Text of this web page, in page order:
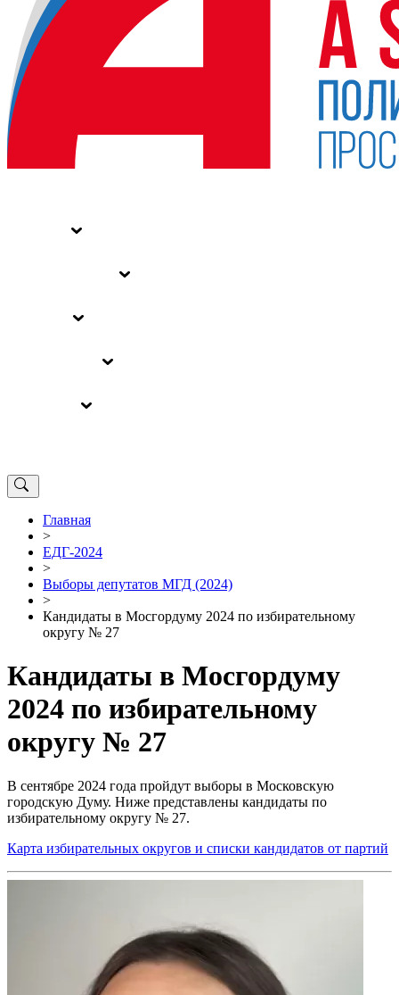
Главная
>
ЕДГ-2024
>
Выборы депутатов МГД (2024)
>
Кандидаты в Мосгордуму 2024 по избирательному
округу № 27
Кандидаты в Мосгордуму
2024 по избирательному
округу № 27
В сентябре 2024 года пройдут выборы в Московскую
городскую Думу. Ниже представлены кандидаты по
избирательному округу № 27.
Карта избирательных округов и списки кандидатов от партий